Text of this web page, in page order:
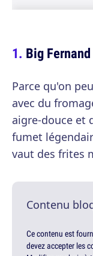
Big Fernand
Parce qu'on
avec du
aigre-douce et
fumet
vaut des frites
Contenu
Ce contenu est
devez accepter les